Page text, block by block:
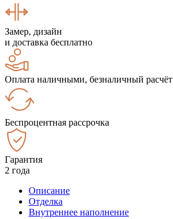
Замер, дизайн
и доставка бесплатно
Оплата наличными, безналичный расчёт
Беспроцентная рассрочка
Гарантия
2 года
Описание
Отделка
Внутреннее наполнение